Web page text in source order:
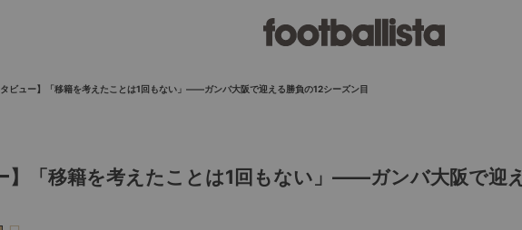
タビュー】「移籍を考えたことは1回もない」――ガンバ大阪で迎える勝負の12シーズン目
】「移籍を考えたことは1回もない」――ガンバ大阪で迎え